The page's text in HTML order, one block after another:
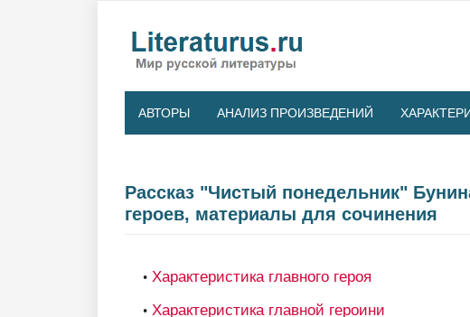
АВТОРЫ АНАЛИЗ ПРОИЗВЕДЕНИЙ
Рассказ "Чистый понедельник"
героев, материалы для сочинения
Характеристика главного героя
Характеристика главной героини